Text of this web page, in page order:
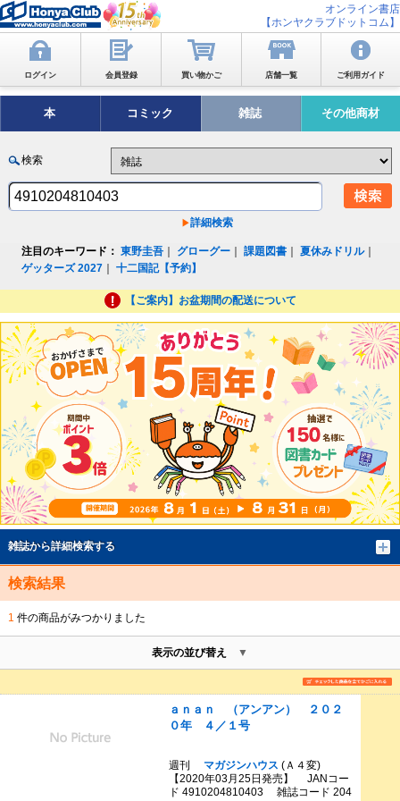
オンライン書店
【ホンヤクラブドットコム】
ログイン 会員登録 買い物かご 店舗一覧 ご利用ガイド
本 コミック 雑誌 その他商材
検索
詳細検索
注目のキーワード： 東野圭吾 グローグー ｜課題図書 ｜夏休みドリル｜
ゲッターズ 2027 ｜十二国記【予約】
【ご案内】お盆期間の配送について
雑誌から詳細検索する
検索結果
1 件の商品がみつかりました
表示の並び替え
ａｎａｎ （アンアン） ２０２
０年 ４／１号
週刊 マガジンハウス (Ａ４変)
【2020年03月25日発売】 JANコー
ド 4910204810403 雑誌コード 204